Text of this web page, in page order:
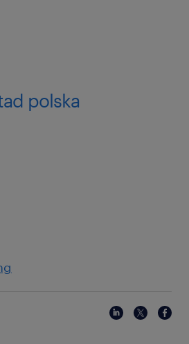
polska